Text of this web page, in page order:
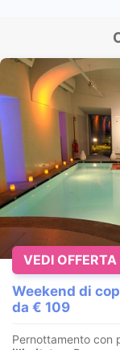
Weekend di
da € 109
Pernottamento con
VEDI OFFERTA